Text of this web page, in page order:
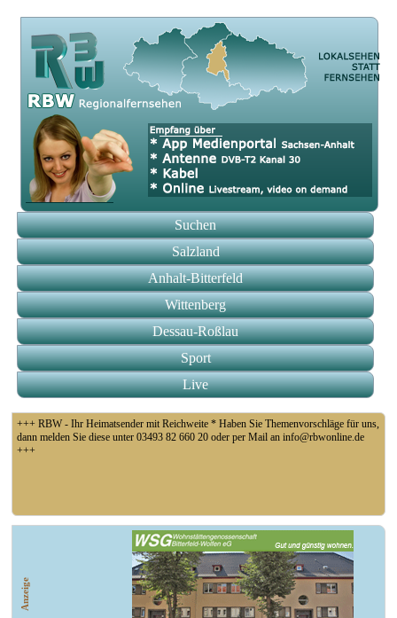
Suchen
Salzland
Anhalt-Bitterfeld
Wittenberg
Dessau-Roßlau
Sport
Live
+++ RBW - Ihr Heimatsender mit Reichweite * Haben Sie Themenvorschläge für uns,
dann melden Sie diese unter 03493 82 660 20 oder per Mail an info@rbwonline.de
+++
+++ Fußball Oberliga Süd 1. Spieltag: SG Union Sandersdorf - VfB 1921 Krieschow,
Anzeige